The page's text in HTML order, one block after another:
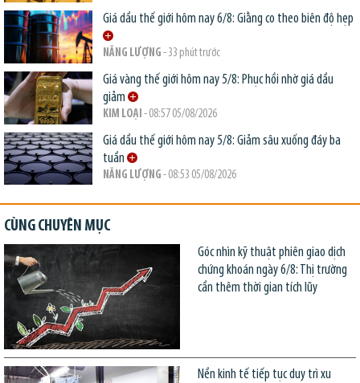
Giá dầu thế giới hôm nay 6/8: Giằng co theo biên độ hẹp
NĂNG LƯỢNG - 33 phút trước
Giá vàng thế giới hôm nay 5/8: Phục hồi nhờ giá dầu
giảm
KIM LOẠI - 08:57 05/08/2026
Giá dầu thế giới hôm nay 5/8: Giảm sâu xuống đáy ba
tuần
NĂNG LƯỢNG - 08:53 05/08/2026
CÙNG CHUYÊN MỤC
Góc nhìn kỹ thuật phiên giao dịch
chứng khoán ngày 6/8: Thị trường
cần thêm thời gian tích lũy
Nền kinh tế tiếp tục duy trì xu